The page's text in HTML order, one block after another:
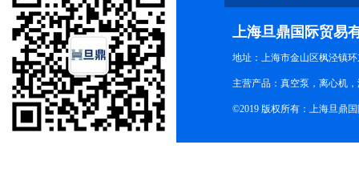
上海旦鼎国际贸易
地址：上海市金山区枫泾镇
主营产品：真空泵，离心机
©2019 版权所有：上海旦鼎